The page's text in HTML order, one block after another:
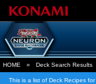
HOME » Deck Search Results
This is a list of Deck Recipes